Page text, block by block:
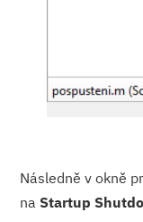
Následně v okně
naStartup